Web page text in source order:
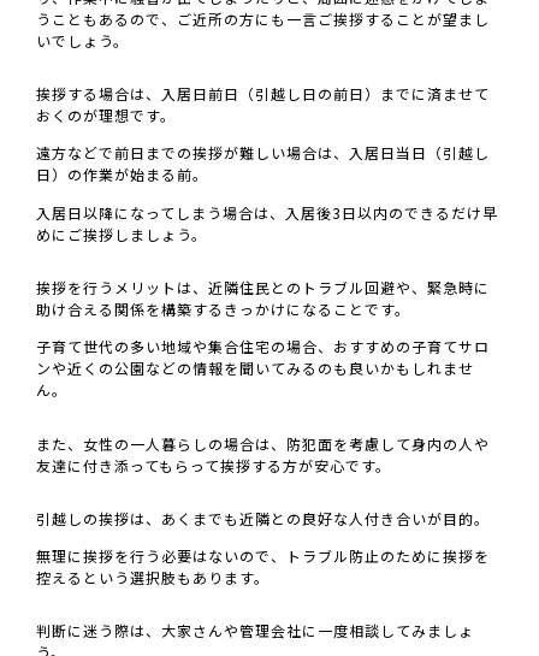
うこともあるので、ご近所の方にも一言ご挨拶することが望まし
いでしょう。
挨拶する場合は、入居日前日（引越し日の前日）までに済ませて
おくのが理想です。
遠方などで前日までの挨拶が難しい場合は、入居日当日（引越し
日）の作業が始まる前。
入居日以降になってしまう場合は、入居後3日以内のできるだけ早
めにご挨拶しましょう。
挨拶を行うメリットは、近隣住民とのトラブル回避や、緊急時に
助け合える関係を構築するきっかけになることです。
子育て世代の多い地域や集合住宅の場合、おすすめの子育てサロ
ンや近くの公園などの情報を聞いてみるのも良いかもしれませ
ん。
また、女性の一人暮らしの場合は、防犯面を考慮して身内の人や
友達に付き添ってもらって挨拶する方が安心です。
引越しの挨拶は、あくまでも近隣との良好な人付き合いが目的。
無理に挨拶を行う必要はないので、トラブル防止のために挨拶を
控えるという選択肢もあります。
判断に迷う際は、大家さんや管理会社に一度相談してみましょ